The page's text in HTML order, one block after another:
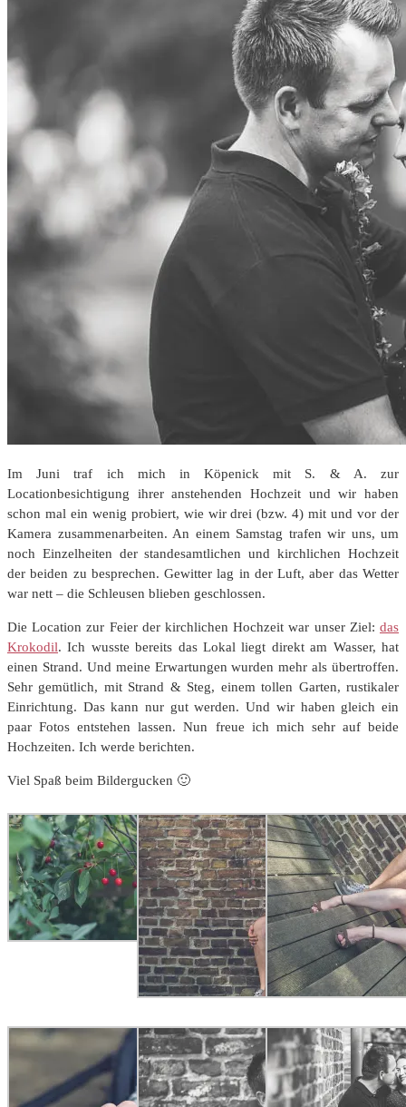
Im Juni traf ich mich in Köpenick mit S. & A. zur
Locationbesichtigung ihrer anstehenden Hochzeit und wir haben
schon mal ein wenig probiert, wie wir drei (bzw. 4) mit und vor der
Kamera zusammenarbeiten. An einem Samstag trafen wir uns, um
noch Einzelheiten der standesamtlichen und kirchlichen Hochzeit
der beiden zu besprechen. Gewitter lag in der Luft, aber das Wetter
war nett – die Schleusen blieben geschlossen.
Die Location zur Feier der kirchlichen Hochzeit war unser Ziel: das
Krokodil. Ich wusste bereits das Lokal liegt direkt am Wasser, hat
einen Strand. Und meine Erwartungen wurden mehr als übertroffen.
Sehr gemütlich, mit Strand & Steg, einem tollen Garten, rustikaler
Einrichtung. Das kann nur gut werden. Und wir haben gleich ein
paar Fotos entstehen lassen. Nun freue ich mich sehr auf beide
Hochzeiten. Ich werde berichten.
Viel Spaß beim Bildergucken 🙂